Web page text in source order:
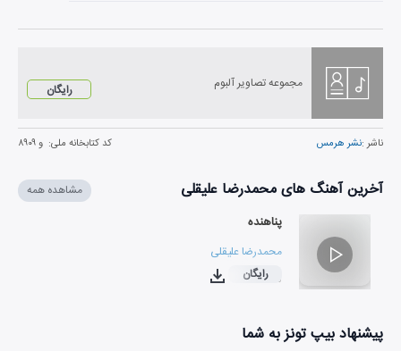
مجموعه تصاویر آلبوم رایگان
ناشر :نشر هرمس کد کتابخانه ملی: و ۸۹۰۹
آخرین آهنگ های محمدرضا علیقلی مشاهده همه
پناهنده
محمدرضا علیقلی
۰۴:۲۵رایگان
پیشنهاد بیپ تونز به شما